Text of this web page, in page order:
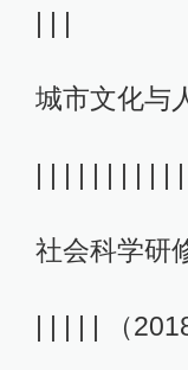
| | |
城市文化与
| | | | | | | | | |
社会科学研
| | | | | （